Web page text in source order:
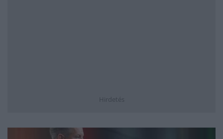
Hirdetés